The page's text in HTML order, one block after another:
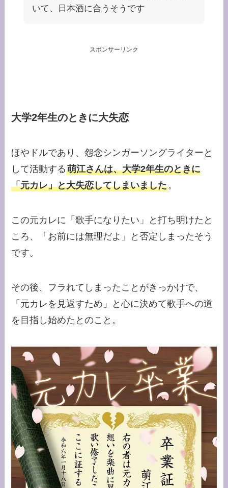
いて、日本酒に合うそうです
スポンサーリンク
大学2年生のときに大失恋
ほやドルであり、怨念シンガーソングライターと
して活動する萌江さんは、大学2年生のときに
「元カレ」と大失恋してしまいました。
この元カレに「歌手になりたい」と打ち明けたと
ころ、「お前には無理だよ」と否定しまったそう
です。
その後、フラれてしまったことがきっかけで、
「元カレを見返すため」と心に決めて歌手への道
を目指し始めたとのこと。